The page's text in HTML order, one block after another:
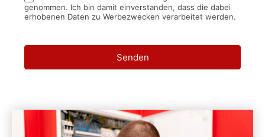
genommen. Ich bin damit einverstanden, dass die dabei
erhobenen Daten zu Werbezwecken verarbeitet werden.
Senden